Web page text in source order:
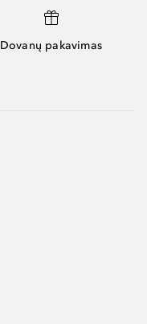
Dovanų pakavimas